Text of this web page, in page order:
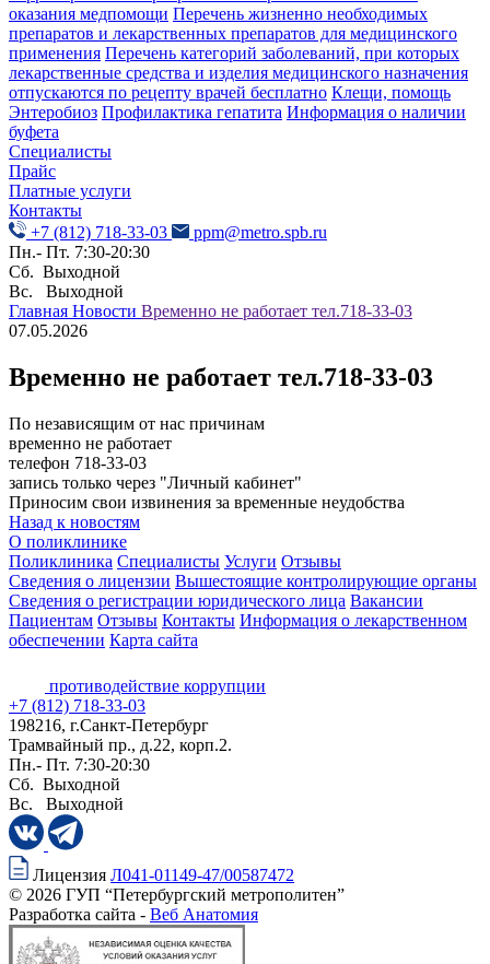
оказания медпомощи Перечень жизненно необходимых
препаратов и лекарственных препаратов для медицинского
применения Перечень категорий заболеваний, при которых
лекарственные средства и изделия медицинского назначения
отпускаются по рецепту врачей бесплатно Клещи, помощь
Энтеробиоз Профилактика гепатита Информация о наличии
буфета
Специалисты
Прайс
Платные услуги
Контакты
+7 (812) 718-33-03
ppm@metro.spb.ru
Пн.- Пт. 7:30-20:30
Сб. Выходной
Вс. Выходной
Главная Новости Временно не работает тел.718-33-03
07.05.2026
Временно не работает тел.718-33-03
По независящим от нас причинам
временно не работает
телефон 718-33-03
запись только через "Личный кабинет"
Приносим свои извинения за временные неудобства
Назад к новостям
О поликлинике
Поликлиника Специалисты Услуги Отзывы
Сведения о лицензии Вышестоящие контролирующие органы
Сведения о регистрации юридического лица Вакансии
Пациентам Отзывы Контакты Информация о лекарственном
обеспечении Карта сайта
противодействие коррупции
+7 (812) 718-33-03
198216, г.Санкт-Петербург
Трамвайный пр., д.22, корп.2.
Пн.- Пт. 7:30-20:30
Сб. Выходной
Вс. Выходной
Лицензия Л041-01149-47/00587472
© 2026 ГУП “Петербургский метрополитен”
Разработка сайта - Веб Анатомия